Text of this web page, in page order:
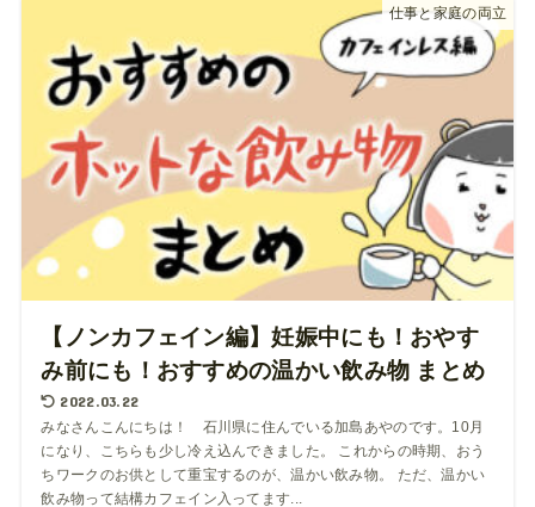
仕事と家庭の両立
【ノンカフェイン編】妊娠中にも！おやす
み前にも！おすすめの温かい飲み物 まとめ
2022.03.22
みなさんこんにちは！ 石川県に住んでいる加島あやのです。10月
になり、こちらも少し冷え込んできました。 これからの時期、おう
ちワークのお供として重宝するのが、温かい飲み物。 ただ、温かい
飲み物って結構カフェイン入ってます...